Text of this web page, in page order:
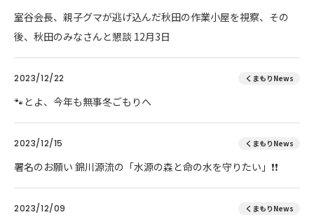
室谷会長、親子グマが逃げ込んだ秋田の作業小屋を視察、その
後、秋田のみなさんと懇談 12月3日
2023/12/22 くまもりNews
🐾とよ、今年も無事冬ごもりへ
2023/12/15 くまもりNews
署名のお願い 錦川源流の「水源の森と命の水を守りたい」❗❗
2023/12/09 くまもりNews